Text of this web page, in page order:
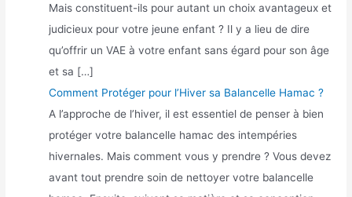
Mais constituent-ils pour autant un choix avantageux et
judicieux pour votre jeune enfant ? Il y a lieu de dire
qu’offrir un VAE à votre enfant sans égard pour son âge
et sa […]
Comment Protéger pour l’Hiver sa Balancelle Hamac ?
A l’approche de l’hiver, il est essentiel de penser à bien
protéger votre balancelle hamac des intempéries
hivernales. Mais comment vous y prendre ? Vous devez
avant tout prendre soin de nettoyer votre balancelle